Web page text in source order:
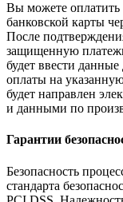
Вы можете
банковской карты
После
защищенную
будет ввести
оплаты на
будет направлен
и данными по
Гарантии
Безопасность
стандарта